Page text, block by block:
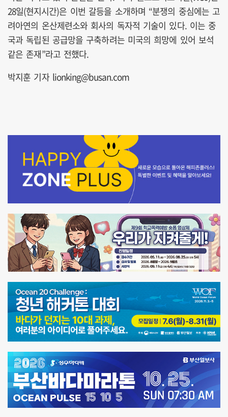
28일(현지시간)은 이번 갈등을 소개하며 “분쟁의 중심에는 고
려아연의 온산제련소와 회사의 독자적 기술이 있다. 이는 중
국과 독립된 공급망을 구축하려는 미국의 희망에 있어 보석
같은 존재”라고 전했다.
박지훈 기자 lionking@busan.com